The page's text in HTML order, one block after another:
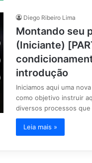
Diego Ribeiro Lima
Montando seu
(Iniciante)
introdução
Iniciamos aqui uma
como objetivo instruir
diversos processos
Leia mais »